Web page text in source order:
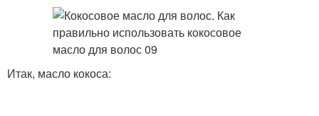
Итак, масло кокоса: